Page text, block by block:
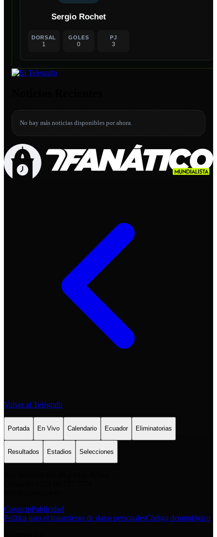
Sergio Rochet
DORSAL
1
GOLES
0
PJ
3
No hay más noticias disponibles por ahora.
Volver al Telégrafo
Portada En Vivo Calendario Ecuador Eliminatorias
Resultados Estadios Selecciones
ContactoPublicidad
Política para el tratamiento de datos personalesCódigo deontológico